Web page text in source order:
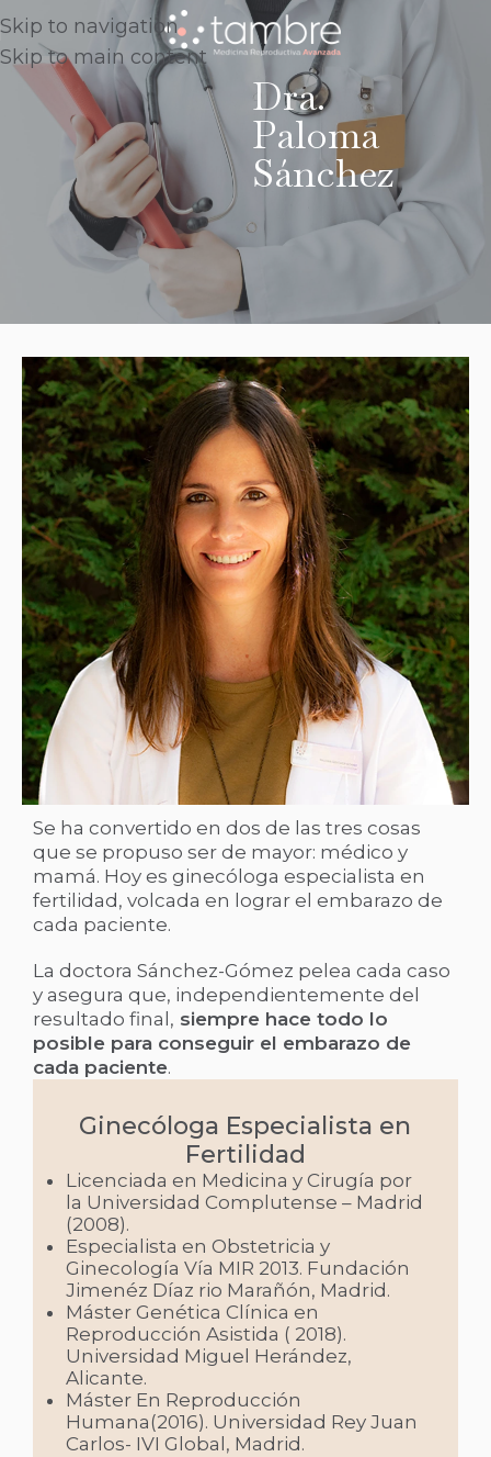
Skip to navigation
Skip to main content
Dra.
Paloma
Sánchez
Se ha convertido en dos de las tres cosas
que se propuso ser de mayor: médico y
mamá. Hoy es ginecóloga especialista en
fertilidad, volcada en lograr el embarazo de
cada paciente.
La doctora Sánchez-Gómez pelea cada caso
y asegura que, independientemente del
resultado final, siempre hace todo lo
posible para conseguir el embarazo de
cada paciente.
Ginecóloga Especialista en
Fertilidad
Licenciada en Medicina y Cirugía por
la Universidad Complutense – Madrid
(2008).
Especialista en Obstetricia y
Ginecología Vía MIR 2013. Fundación
Jimenéz Díaz rio Marañón, Madrid.
Máster Genética Clínica en
Reproducción Asistida ( 2018).
Universidad Miguel Herández,
Alicante.
Máster En Reproducción
Humana(2016). Universidad Rey Juan
Carlos- IVI Global, Madrid.